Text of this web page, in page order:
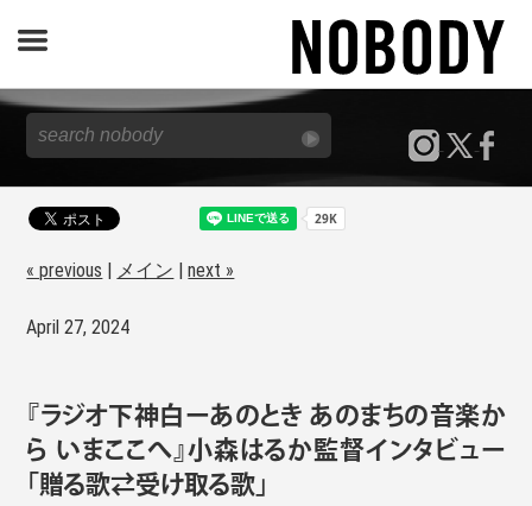
JOURNAL
SPECIAL
REPORT
NOBODY STORE
« previous メイン |next »
April 27, 2024
『ラジオ下神⽩ーあのとき あのまちの⾳楽か
ら いまここへ』小森はるか監督インタビュー
「贈る歌⇄受け取る歌」